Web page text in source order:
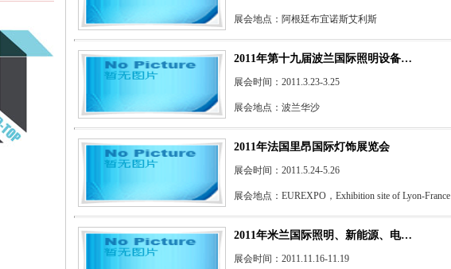
展会地点：阿根廷布宜诺斯艾利斯
2011年第十九届波兰国际照明设备…
展会时间：2011.3.23-3.25
展会地点：波兰华沙
2011年法国里昂国际灯饰展览会
展会时间：2011.5.24-5.26
展会地点：EUREXPO，Exhibition site of Lyon-France
2011年米兰国际照明、新能源、电…
展会时间：2011.11.16-11.19